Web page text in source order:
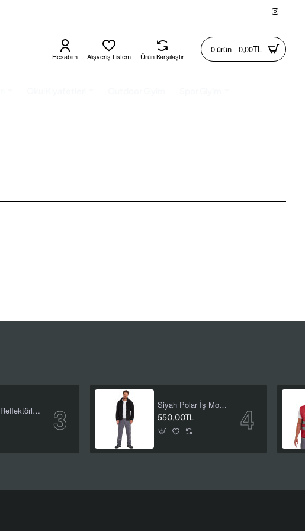
Hesabım Alışveriş Listem Ürün Karşılaştır
0 ürün - 0,00TL
Lacivert Reflektörlü İş Kabanı
Siyah Polar İş Montu
550,00TL